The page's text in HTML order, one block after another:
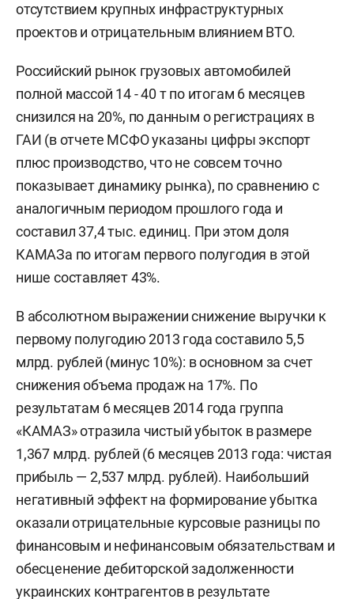
отсутствием крупных инфраструктурных
проектов и отрицательным влиянием ВТО.
Российский рынок грузовых автомобилей
полной массой 14 - 40 т по итогам 6 месяцев
снизился на 20%, по данным о регистрациях в
ГАИ (в отчете МСФО указаны цифры экспорт
плюс производство, что не совсем точно
показывает динамику рынка), по сравнению с
аналогичным периодом прошлого года и
составил 37,4 тыс. единиц. При этом доля
КАМАЗа по итогам первого полугодия в этой
нише составляет 43%.
В абсолютном выражении снижение выручки к
первому полугодию 2013 года составило 5,5
млрд. рублей (минус 10%): в основном за счет
снижения объема продаж на 17%. По
результатам 6 месяцев 2014 года группа
«КАМАЗ» отразила чистый убыток в размере
1,367 млрд. рублей (6 месяцев 2013 года: чистая
прибыль — 2,537 млрд. рублей). Наибольший
негативный эффект на формирование убытка
оказали отрицательные курсовые разницы по
финансовым и нефинансовым обязательствам и
обесценение дебиторской задолженности
украинских контрагентов в результате